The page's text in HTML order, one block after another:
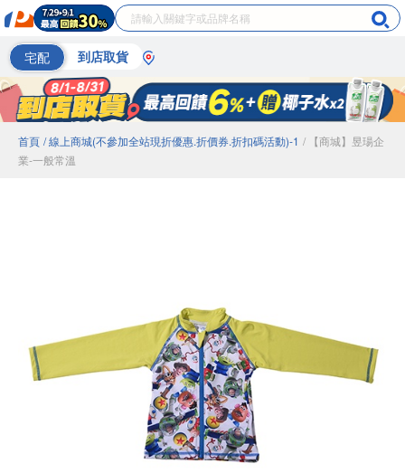
宅配 到店取貨
首頁 / 線上商城(不參加全站現折優惠.折價券.折扣碼活動)-1 / 【商城】昱瑒企
業-一般常溫